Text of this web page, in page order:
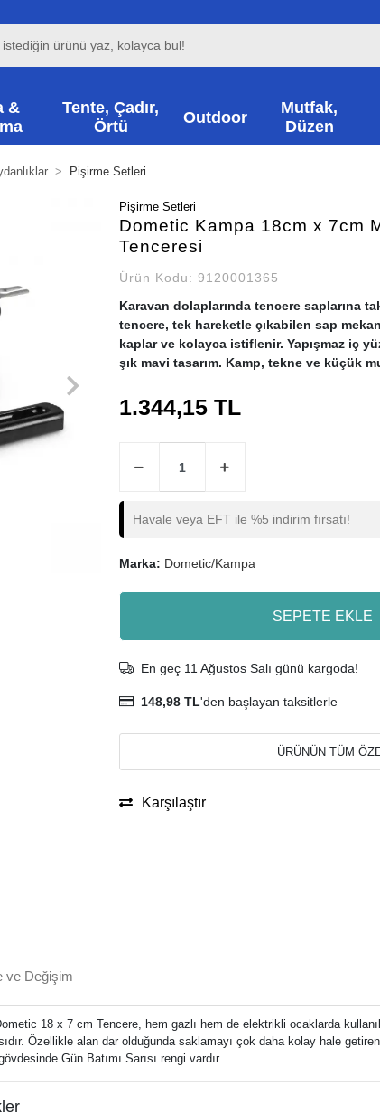
&
Tente, Çadır,
Örtü
Outdoor
Mutfak,
Düzen
Pişirme Setleri
Pişirme Setleri
Dometic Kampa 18cm x 7cm
Tenceresi
Ürün Kodu: 9120001365
Karavan dolaplarında tencere saplarına
tencere, tek hareketle çıkabilen sap
kaplar ve kolayca istiflenir. Yapışmaz iç
şık mavi tasarım. Kamp, tekne ve küçük
1.344,15 TL
Havale veya EFT ile %5 indirim fırsatı!
Marka: Dometic/Kampa
SEPETE EKLE
En geç 11 Ağustos Salı günü kargoda!
148,98 TL'den başlayan taksitlerle
ÜRÜNÜN TÜM
Karşılaştır
ve Değişim
18 x 7 cm Tencere, hem gazlı hem de elektrikli ocaklarda
Özellikle alan dar olduğunda saklamayı çok daha kolay hale getiren
Gün Batımı Sarısı rengi vardır.